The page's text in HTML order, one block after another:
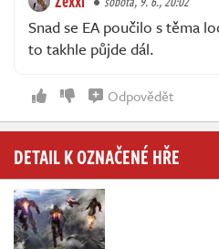
Snad se EA poučilo s těma
to takhle půjde dál.
Odpovědět
DETAIL K OZNAČENÉ HŘE